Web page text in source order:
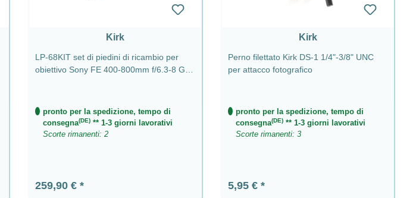
Kirk
LP-68KIT set di piedini di ricambio per
obiettivo Sony FE 400-800mm f/6.3-8 G
pronto per la spedizione, tempo di
consegna(DE) ** 1-3 giorni lavorativi
Scorte rimanenti: 2
Prezzo normale:
259,90 €
Kirk
Perno filettato Kirk DS-1 1/4"-3/8" UNC
per attacco fotografico
pronto per la spedizione, tempo di
consegna(DE)** 1-3 giorni lavorativi
Scorte rimanenti: 3
Prezzo normale:
5,95 €